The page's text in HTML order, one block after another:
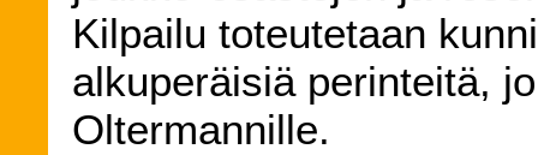
Kilpailu toteutetaan
alkuperäisiä perinteitä,
Oltermannille.